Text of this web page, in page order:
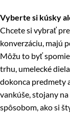
Vyberte si kúsky
Chcete si vybrať
konverzáciu, majú
Môžu to byť
trhu, umelecké
dokonca predmety
vankúše, stojany
spôsobom, ako si